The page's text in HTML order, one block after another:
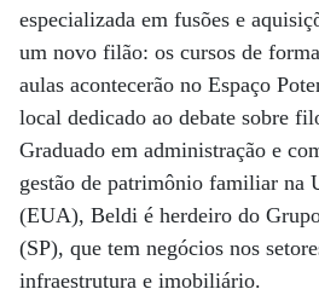
especializada em fusões e
um novo filão: os cursos de
aulas acontecerão no Espaço
local dedicado ao debate sobre
Graduado em administração e
gestão de patrimônio familiar na
(EUA), Beldi é herdeiro do
(SP), que tem negócios nos
infraestrutura e imobiliário.